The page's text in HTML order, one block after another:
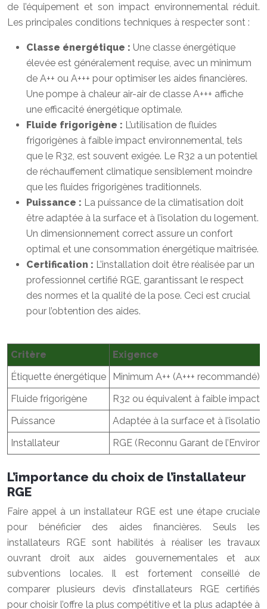
de l’équipement et son impact environnemental réduit.
Les principales conditions techniques à respecter sont :
Classe énergétique : Une classe énergétique
élevée est généralement requise, avec un minimum
de A++ ou A+++ pour optimiser les aides financières.
Une pompe à chaleur air-air de classe A+++ affiche
une efficacité énergétique optimale.
Fluide frigorigène : L’utilisation de fluides
frigorigènes à faible impact environnemental, tels
que le R32, est souvent exigée. Le R32 a un potentiel
de réchauffement climatique sensiblement moindre
que les fluides frigorigènes traditionnels.
Puissance : La puissance de la climatisation doit
être adaptée à la surface et à l’isolation du logement.
Un dimensionnement correct assure un confort
optimal et une consommation énergétique maîtrisée.
Certification : L’installation doit être réalisée par un
professionnel certifié RGE, garantissant le respect
des normes et la qualité de la pose. Ceci est crucial
pour l’obtention des aides.
Critère
Exigence
Étiquette énergétique
Minimum A++ (A+++ recommandé)
Fluide frigorigène
R32 ou équivalent à faible impact
Puissance
Adaptée à la surface et à
Installateur
RGE (Reconnu Garant de
L’importance du choix de l’installateur
RGE
Faire appel à un installateur RGE est une étape cruciale
pour bénéficier des aides financières. Seuls les
installateurs RGE sont habilités à réaliser les travaux
ouvrant droit aux aides gouvernementales et aux
subventions locales. Il est fortement conseillé de
comparer plusieurs devis d’installateurs RGE certifiés
pour choisir l’offre la plus compétitive et la plus adaptée à